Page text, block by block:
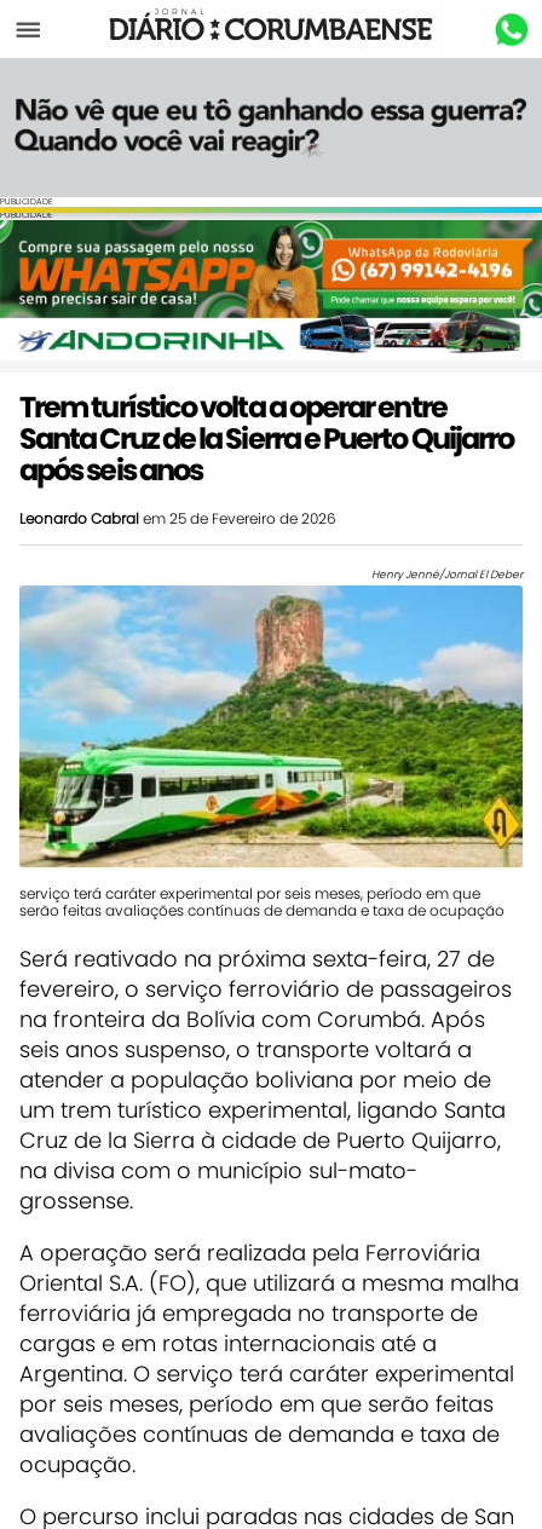
Menu
PUBLICIDADE
PUBLICIDADE
Trem turístico volta a operar entre
Santa Cruz de la Sierra e Puerto Quijarro
após seis anos
Leonardo Cabralem 25 de Fevereiro de 2026
Henry Jenné/Jornal El Deber
serviço terá caráter experimental por seis meses, período em que
serão feitas avaliações contínuas de demanda e taxa de ocupação
Será reativado na próxima sexta-feira, 27 de
fevereiro, o serviço ferroviário de passageiros
na fronteira da Bolívia com Corumbá. Após
seis anos suspenso, o transporte voltará a
atender a população boliviana por meio de
um trem turístico experimental, ligando Santa
Cruz de la Sierra à cidade de Puerto Quijarro,
na divisa com o município sul-mato-
grossense.
A operação será realizada pela Ferroviária
Oriental S.A. (FO), que utilizará a mesma malha
ferroviária já empregada no transporte de
cargas e em rotas internacionais até a
Argentina. O serviço terá caráter experimental
por seis meses, período em que serão feitas
avaliações contínuas de demanda e taxa de
ocupação.
O percurso inclui paradas nas cidades de San